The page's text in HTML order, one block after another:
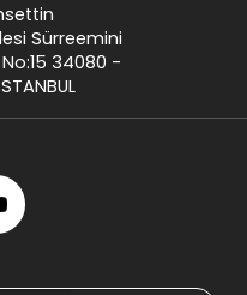
Sürreemini
34080 -